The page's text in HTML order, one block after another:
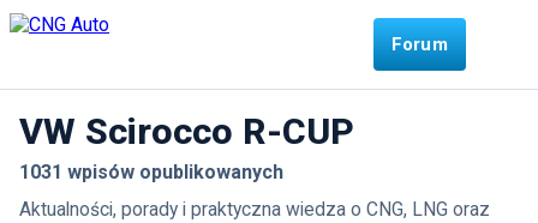
Forum
VW Scirocco R-CUP
1031 wpisów opublikowanych
Aktualności, porady i praktyczna wiedza o CNG, LNG oraz